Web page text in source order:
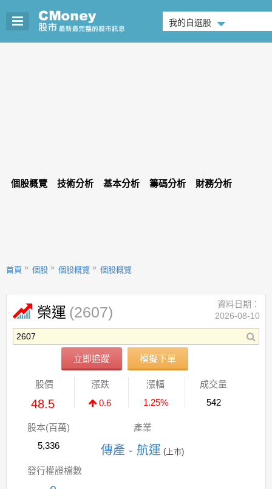
我的自選股
個股概覽 技術分析 基本分析 籌碼分析 財務分析
首頁 個股 個股概覽 個股概覽
榮運 (2607)
立即追蹤 模擬下單
資料日期：
2026-08-10
股價
48.5
漲跌
0.6
漲幅
1.25%
成交量
542
股本(百萬)
5,336
產業
傳產 - 航運 (上市)
發行權證檔數